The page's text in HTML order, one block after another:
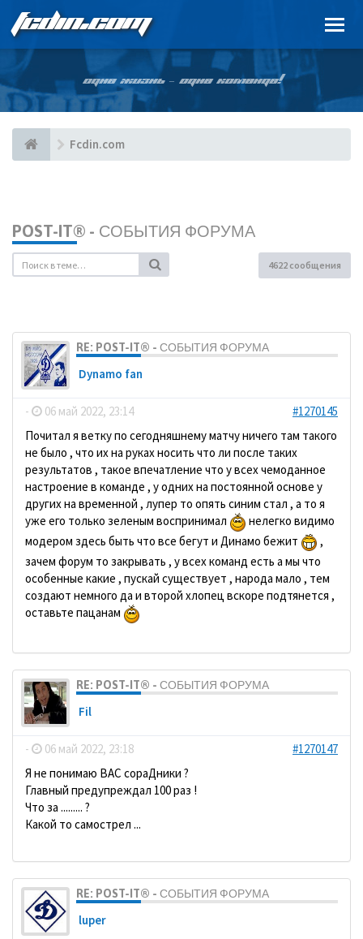
FCDIN.COM
ОДНА ЖИЗНЬ – ОДНА КОМАНДА!
Fcdin.com
POST-IT® - СОБЫТИЯ ФОРУМА
4622 сообщения
RE: POST-IT® - СОБЫТИЯ ФОРУМА
Dynamo fan
- 06 май 2022, 23:14
#1270145
Почитал я ветку по сегодняшнему матчу ничего там такого
не было , что их на руках носить что ли после таких
результатов , такое впечатление что у всех чемоданное
настроение в команде , у одних на постоянной основе у
других на временной , лупер то опять синим стал , а то я
уже его только зеленым воспринимал
нелегко видимо
модером здесь быть что все бегут и Динамо бежит
,
зачем форум то закрывать , у всех команд есть а мы что
особенные какие , пускай существует , народа мало , тем
создают немного да и второй хлопец вскоре подтянется ,
оставьте пацанам
RE: POST-IT® - СОБЫТИЯ ФОРУМА
Fil
- 06 май 2022, 23:18
#1270147
Я не понимаю ВАС сораДники ?
Главный предупреждал 100 раз !
Что за ......... ?
Какой то самострел ...
RE: POST-IT® - СОБЫТИЯ ФОРУМА
luper